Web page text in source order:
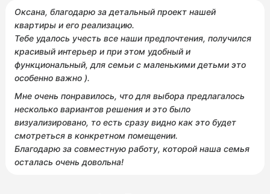
Оксана, благодарю за детальный проект нашей
квартиры и его реализацию.
Тебе удалось учесть все наши предпочтения, получился
красивый интерьер и при этом удобный и
функциональный, для семьи с маленькими детьми это
особенно важно ).
Мне очень понравилось, что для выбора предлагалось
несколько вариантов решения и это было
визуализировано, то есть сразу видно как это будет
смотреться в конкретном помещении.
Благодарю за совместную работу, которой наша семья
осталась очень довольна!